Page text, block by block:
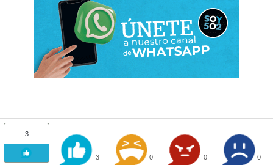
3
3 0 0 0